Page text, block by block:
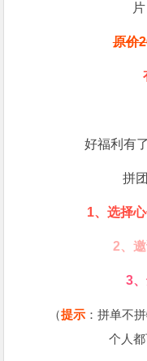
原价
好福利有
拼
1、选择
2、
3
（提示：拼单不
个人都